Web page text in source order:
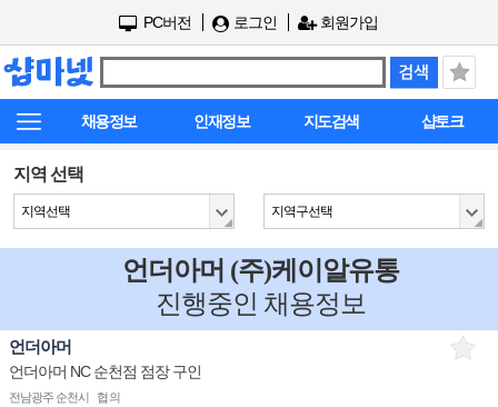
PC버전 로그인 회원가입
채용정보 인재정보 지도검색 샵토크
지역 선택
지역선택 지역구선택
언더아머 (주)케이알유통
진행중인 채용정보
언더아머
언더아머 NC 순천점 점장 구인
전남광주 순천시
협의